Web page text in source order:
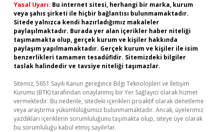
Yasal Uyarı: Bu internet sitesi, herhangi bir marka, kurum
veya şahıs şirketi ile hiçbir bağlantısı bulunmamaktadır.
Sitede yalnızca kendi hazırladığımız makaleler
paylaşılmaktadır. Burada yer alan içerikler haber niteliği
taşımamakta olup, gerçek kurum ve kişiler hakkında
paylaşım yapılmamaktadır. Gerçek kurum ve kişiler ile isim
benzerlikleri tamamen tesadüfidir. Sitemizdeki bilgiler
taslak halindedir ve tavsiye niteliği taşımazlar.
Sitemiz, 5651 Sayılı Kanun gereğince Bilgi Teknolojileri ve İletişim
Kurumu (BTK) tarafından onaylanmış bir Yer Sağlayıcı olarak hizmet
vermektedir. Bu nedenle, sitedeki içerikleri proaktif olarak denetleme
veya araştırma yükümlülüğümüz bulunmamaktadır. Ancak, üyelerimiz
yazdıkları içeriklerin sorumluluğunu taşımakta olup, siteye üye olarak
bu sorumluluğu kabul etmiş sayılırlar.